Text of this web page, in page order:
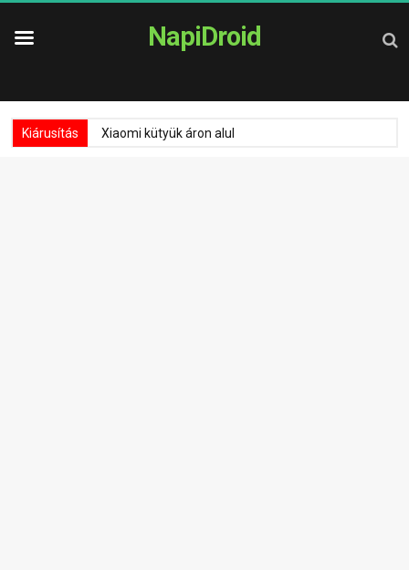
NapiDroid
Kiárusítás Xiaomi kütyük áron alul